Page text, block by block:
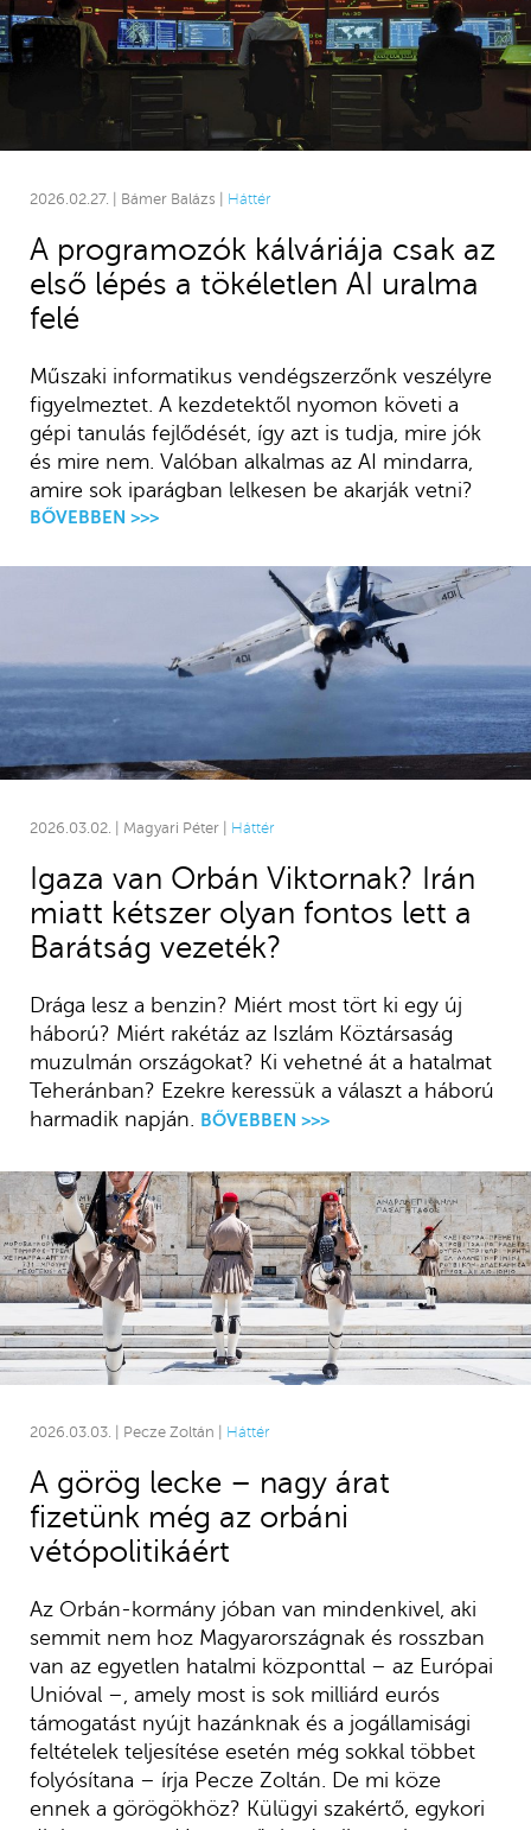
2026.03.03. | Pecze Zoltán | Háttér
A görög lecke – nagy árat
fizetünk még az orbáni
vétópolitikáért
Az Orbán-kormány jóban van mindenkivel, aki
semmit nem hoz Magyarországnak és rosszban
van az egyetlen hatalmi központtal – az Európai
Unióval –, amely most is sok milliárd eurós
támogatást nyújt hazánknak és a jogállamisági
feltételek teljesítése esetén még sokkal többet
folyósítana – írja Pecze Zoltán. De mi köze
ennek a görögökhöz? Külügyi szakértő, egykori
2026.03.02. | Magyari Péter | Háttér
Igaza van Orbán Viktornak? Irán
miatt kétszer olyan fontos lett a
Barátság vezeték?
Drága lesz a benzin? Miért most tört ki egy új
háború? Miért rakétáz az Iszlám Köztársaság
muzulmán országokat? Ki vehetné át a hatalmat
Teheránban? Ezekre keressük a választ a háború
harmadik napján.
BŐVEBBEN >>>
2026.02.27. | Bámer Balázs | Háttér
A programozók kálváriája csak az
első lépés a tökéletlen AI uralma
felé
Műszaki informatikus vendégszerzőnk veszélyre
figyelmeztet. A kezdetektől nyomon követi a
gépi tanulás fejlődését, így azt is tudja, mire jók
és mire nem. Valóban alkalmas az AI mindarra,
amire sok iparágban lelkesen be akarják vetni?
BŐVEBBEN >>>